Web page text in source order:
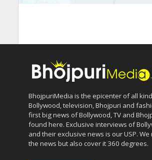
BhojpuriMedia is the epicenter of all
Bollywood, television, Bhojpuri and
first big news of Bollywood, TV and
found here. Exclusive interviews of
and their exclusive news is our USP.
the news but also cover it 360 degrees.